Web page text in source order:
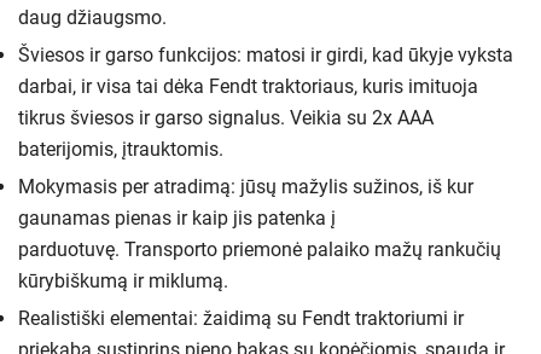
daug džiaugsmo.
Šviesos ir garso funkcijos: matosi ir girdi, kad ūkyje vyksta
darbai, ir visa tai dėka Fendt traktoriaus, kuris imituoja
tikrus šviesos ir garso signalus. Veikia su 2x AAA
baterijomis, įtrauktomis.
Mokymasis per atradimą: jūsų mažylis sužinos, iš kur
gaunamas pienas ir kaip jis patenka į
parduotuvę. Transporto priemonė palaiko mažų rankučių
kūrybiškumą ir miklumą.
Realistiški elementai: žaidimą su Fendt traktoriumi ir